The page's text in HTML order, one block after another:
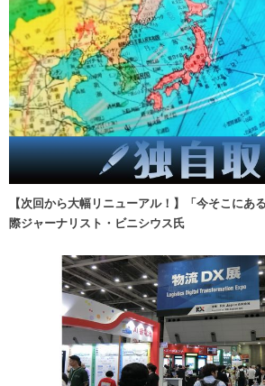
【次回から大幅リニューアル！】「今そこに
際ジャーナリスト・ビニシウス氏